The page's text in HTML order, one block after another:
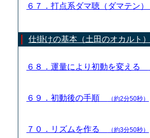
６７．打点系ダマ聴（ダマテン
仕掛けの基本（土田のオカルト）
６８．運量により初動を変える
６９．初動後の手順 （約2分50秒）
７０．リズムを作る （約3分50秒）